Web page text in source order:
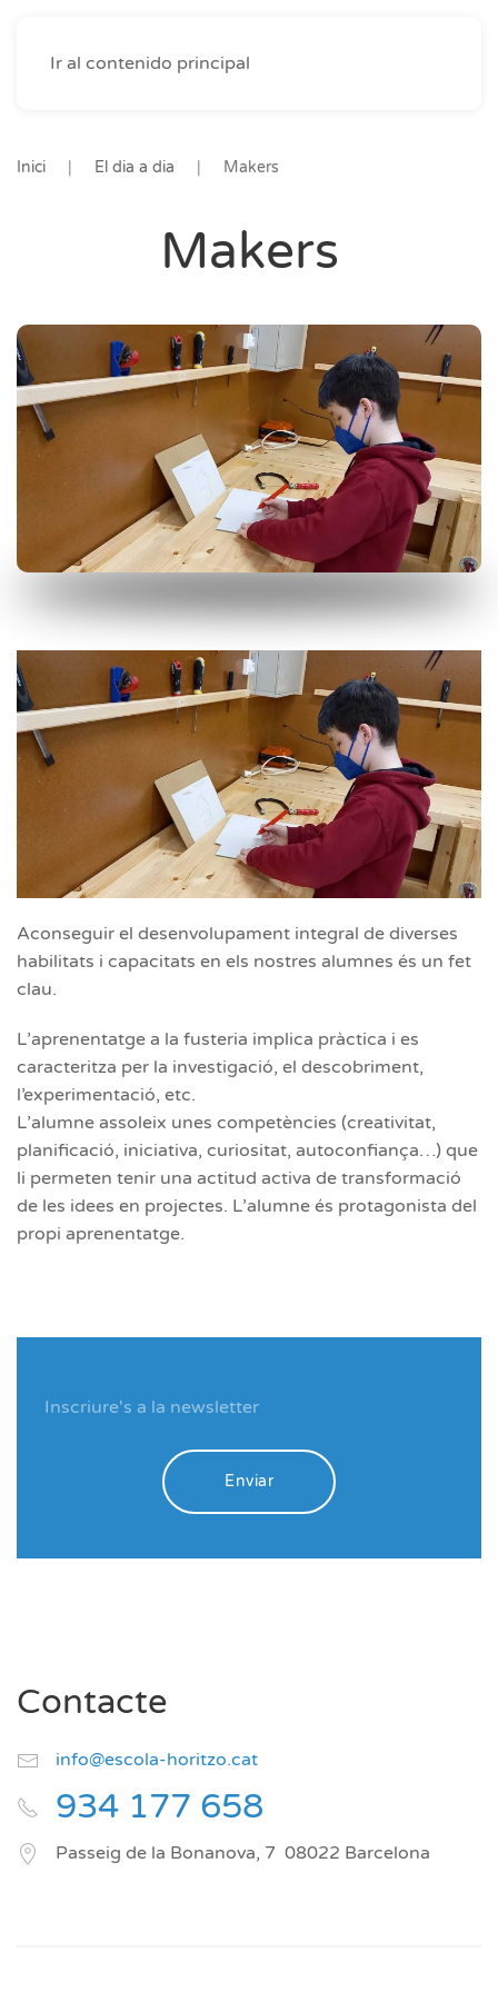
Ir al contenido principal
Inici El dia a dia Makers
Makers
Aconseguir el desenvolupament integral de diverses
habilitats i capacitats en els nostres alumnes és un fet
clau.
L’aprenentatge a la fusteria implica pràctica i es
caracteritza per la investigació, el descobriment,
l’experimentació, etc.
L’alumne assoleix unes competències (creativitat,
planificació, iniciativa, curiositat, autoconfiança…) que
li permeten tenir una actitud activa de transformació
de les idees en projectes. L’alumne és protagonista del
propi aprenentatge.
Enviar
Contacte
info@escola-horitzo.cat
934 177 658
Passeig de la Bonanova, 7 08022 Barcelona